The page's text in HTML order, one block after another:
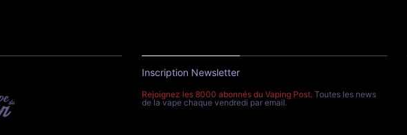
Inscription Newsletter
Rejoignez les 8000 abonnés du Vaping Post. Toutes les news
de la vape chaque vendredi par email.